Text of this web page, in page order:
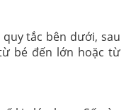
tắc bên dưới, sau
bé đến lớn hoặc từ